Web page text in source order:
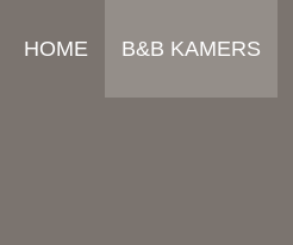
HOME B&B KAMERS